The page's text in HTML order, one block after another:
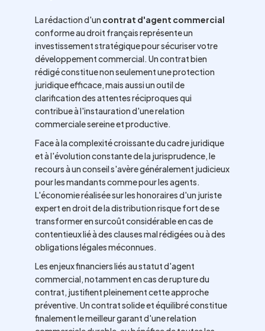
La rédaction d'un contrat d'agent commercial
conforme au droit français représente un
investissement stratégique pour sécuriser votre
développement commercial. Un contrat bien
rédigé constitue non seulement une protection
juridique efficace, mais aussi un outil de
clarification des attentes réciproques qui
contribue à l'instauration d'une relation
commerciale sereine et productive.
Face à la complexité croissante du cadre juridique
et à l'évolution constante de la jurisprudence, le
recours à un conseil s'avère généralement judicieux
pour les mandants comme pour les agents.
L'économie réalisée sur les honoraires d'un juriste
expert en droit de la distribution risque fort de se
transformer en surcoût considérable en cas de
contentieux lié à des clauses mal rédigées ou à des
obligations légales méconnues.
Les enjeux financiers liés au statut d'agent
commercial, notamment en cas de rupture du
contrat, justifient pleinement cette approche
préventive. Un contrat solide et équilibré constitue
finalement le meilleur garant d'une relation